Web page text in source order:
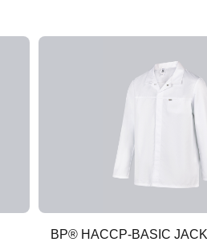
BP® HACCP-BASIC